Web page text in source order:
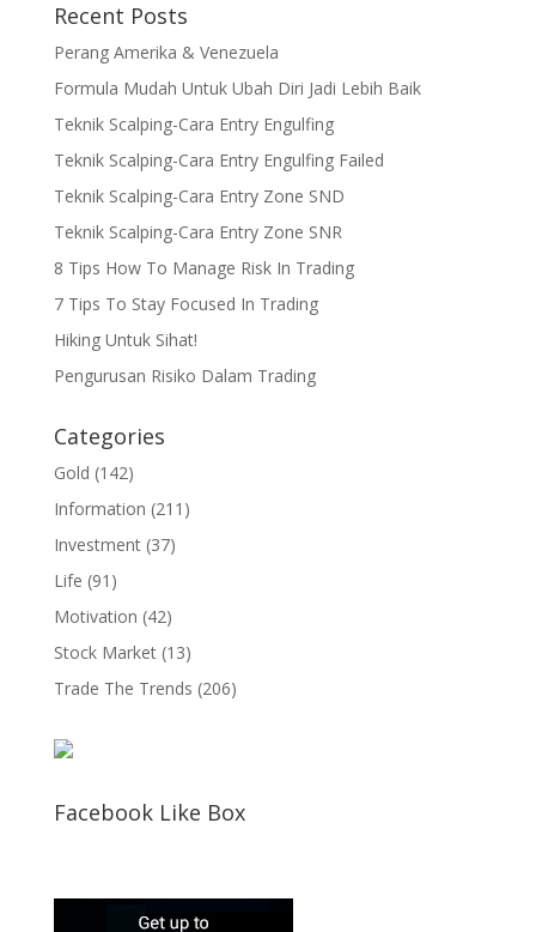
Recent Posts
Perang Amerika & Venezuela
Formula Mudah Untuk Ubah Diri Jadi Lebih Baik
Teknik Scalping-Cara Entry Engulfing
Teknik Scalping-Cara Entry Engulfing Failed
Teknik Scalping-Cara Entry Zone SND
Teknik Scalping-Cara Entry Zone SNR
8 Tips How To Manage Risk In Trading
7 Tips To Stay Focused In Trading
Hiking Untuk Sihat!
Pengurusan Risiko Dalam Trading
Categories
Gold (142)
Information (211)
Investment(37)
Life (91)
Motivation (42)
Stock Market(13)
Trade The Trends (206)
Facebook Like Box